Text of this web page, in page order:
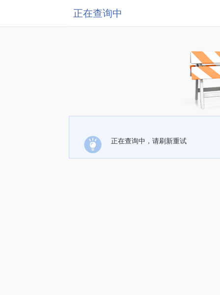
正在查询中
正在查询中，请刷新重试